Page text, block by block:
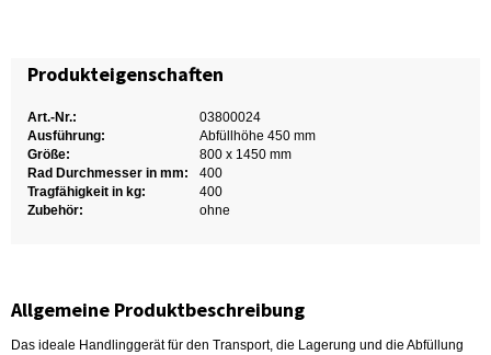
Produkteigenschaften
Art.-Nr.:
03800024
Ausführung:
Abfüllhöhe 450 mm
Größe:
800 x 1450 mm
Rad Durchmesser in mm:
400
Tragfähigkeit in kg:
400
Zubehör:
ohne
Allgemeine Produktbeschreibung
Das ideale Handlinggerät für den Transport, die Lagerung und die Abfüllung